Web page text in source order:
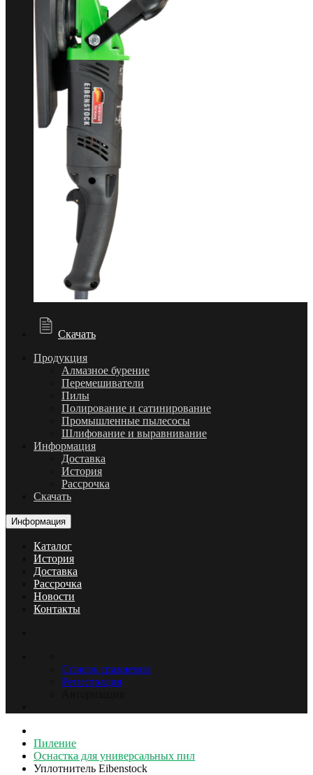
Скачать
Продукция
Алмазное бурение
Перемешиватели
Пилы
Полирование и сатинирование
Промышленные пылесосы
Шлифование и выравнивание
Информация
Доставка
История
Рассрочка
Скачать
Информация
Каталог
История
Доставка
Рассрочка
Новости
Контакты
Список сравнения
Регистрация
Пиление
Оснастка для универсальных пил
Уплотнитель Eibenstock